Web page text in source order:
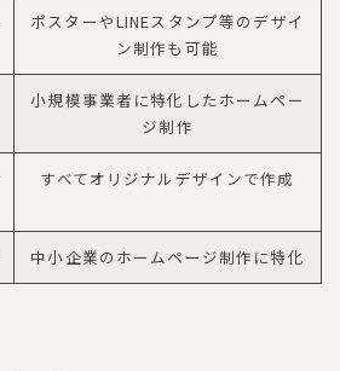
ポスターやLINEスタンプ等のデザイ
ン制作も可能
小規模事業者に特化したホームペー
ジ制作
すべてオリジナルデザインで作成
中小企業のホームページ制作に特化